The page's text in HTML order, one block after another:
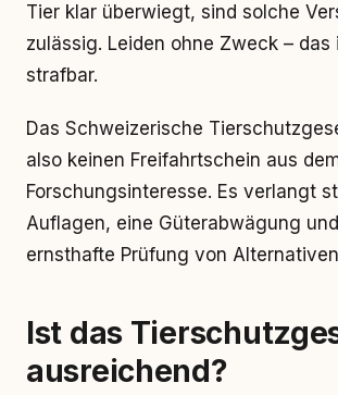
Tier klar überwiegt, sind solche
zulässig. Leiden ohne Zweck –
strafbar.
Das Schweizerische
also keinen Freifahrtschein aus
Forschungsinteresse. Es verlangt
Auflagen, eine Güterabwägung
ernsthafte Prüfung von
Ist das
ausreichend?